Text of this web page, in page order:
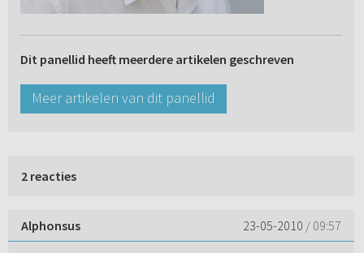
Dit panellid heeft meerdere artikelen geschreven
Meer artikelen van dit panellid
2 reacties
Alphonsus 23-05-2010 / 09:57